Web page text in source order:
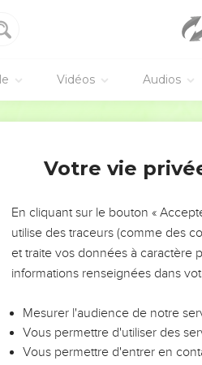
Vidéos Audios
L’ÉVÉNEMENT DE
VOUS ÉVITER LES VOTRES ?
pour leurs réussites, leur impact, leur
les saisons difficiles qu'ils ont
entrepreneurs, et responsables
les clés pour avancer avec plus de
vous guidiez un ministère, une
Votre vie
En cliquant sur le bouton «
utilise des traceurs (comme des
et traite vos données à caractère
informations renseignées dans
Mesurer l'audience de notre
Vous permettre d'utiliser des
Vous permettre d'entrer en